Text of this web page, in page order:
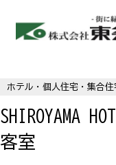
ホテル・個人住宅・集合住
SHIROYAMA
客室